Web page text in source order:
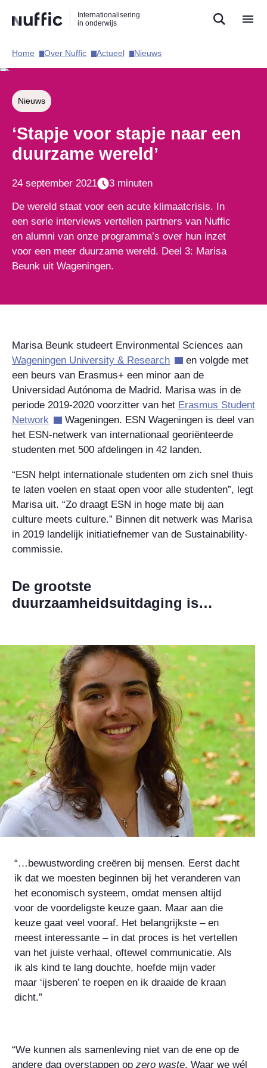
naar
zoekfunctie
naar
hoofdnavigatie
naar
inhoud
Internationalisering
in onderwijs
Hoofdnavigatie
Home​ Over Nuffic​ Actueel​ Nieuws​
Nieuws
‘Stapje voor stapje naar een
duurzame wereld’
24 september 2021 3 minuten
De wereld staat voor een acute klimaatcrisis. In
een serie interviews vertellen partners van Nuffic
en alumni van onze programma’s over hun inzet
voor een meer duurzame wereld. Deel 3: Marisa
Beunk uit Wageningen.
Marisa Beunk studeert Environmental Sciences aan
Wageningen University & Research
en volgde met
een beurs van Erasmus+ een minor aan de
Universidad Autónoma de Madrid. Marisa was in de
periode 2019-2020 voorzitter van het Erasmus Student
Network
Wageningen. ESN Wageningen is deel van
het ESN-netwerk van internationaal georiënteerde
studenten met 500 afdelingen in 42 landen.
“ESN helpt internationale studenten om zich snel thuis
te laten voelen en staat open voor alle studenten”, legt
Marisa uit. “Zo draagt ESN in hoge mate bij aan
culture meets culture.” Binnen dit netwerk was Marisa
in 2019 landelijk initiatiefnemer van de Sustainability-
commissie.
De grootste
duurzaamheidsuitdaging is…
“…bewustwording creëren bij mensen. Eerst dacht
ik dat we moesten beginnen bij het veranderen van
het economisch systeem, omdat mensen altijd
voor de voordeligste keuze gaan. Maar aan die
keuze gaat veel vooraf. Het belangrijkste – en
meest interessante – in dat proces is het vertellen
van het juiste verhaal, oftewel communicatie. Als
ik als kind te lang douchte, hoefde mijn vader
maar ‘ijsberen’ te roepen en ik draaide de kraan
dicht.”
“We kunnen als samenleving niet van de ene op de
andere dag overstappen op zero waste. Waar we wél